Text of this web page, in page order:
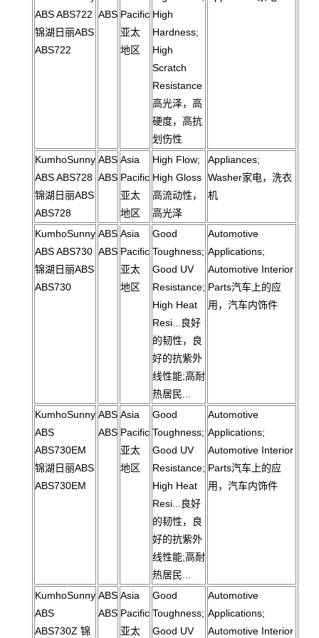
ABS ABS722
锦湖日丽ABS
ABS722
ABS Pacific
亚太
地区
High
Hardness;
High
Scratch
Resistance
高光泽，高
硬度，高抗
划伤性
KumhoSunny
ABS ABS728
锦湖日丽ABS
ABS728
ABS
ABS
Asia
Pacific
亚太
地区
High Flow;
High Gloss
高流动性，
高光泽
Appliances;
Washer家电，洗衣
机
KumhoSunny
ABS ABS730
锦湖日丽ABS
ABS730
ABS
ABS
Asia
Pacific
亚太
地区
Good
Toughness;
Good UV
Resistance;
High Heat
Resi...良好
的韧性，良
好的抗紫外
线性能;高耐
热居民...
Automotive
Applications;
Automotive Interior
Parts汽车上的应
用，汽车内饰件
KumhoSunny
ABS
ABS730EM
锦湖日丽ABS
ABS730EM
ABS
ABS
Asia
Pacific
亚太
地区
Good
Toughness;
Good UV
Resistance;
High Heat
Resi...良好
的韧性，良
好的抗紫外
线性能;高耐
热居民...
Automotive
Applications;
Automotive Interior
Parts汽车上的应
用，汽车内饰件
KumhoSunny
ABS
ABS730Z 锦
ABS
ABS
Asia
Pacific
亚太
Good
Toughness;
Good UV
Automotive
Applications;
Automotive Interior